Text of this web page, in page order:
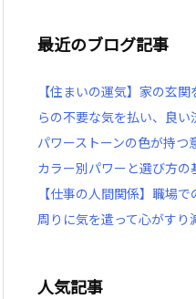
最近のブログ記事
【住まいの運気】家の玄
らの不要な気を払い、良
パワーストーンの色が持つ
カラー別パワーと選び方の
【仕事の人間関係】職場
周りに気を遣って心がす
人気記事